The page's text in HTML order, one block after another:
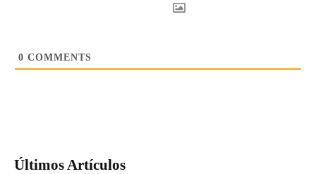
0 COMMENTS
Últimos Artículos